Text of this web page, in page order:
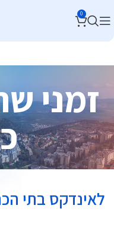
0
זמני
לאינדקס בתי